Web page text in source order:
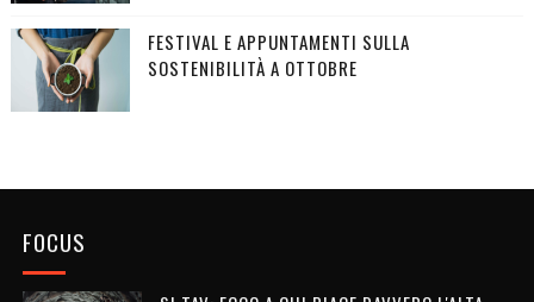
FESTIVAL E APPUNTAMENTI SULLA
SOSTENIBILITÀ A OTTOBRE
FOCUS